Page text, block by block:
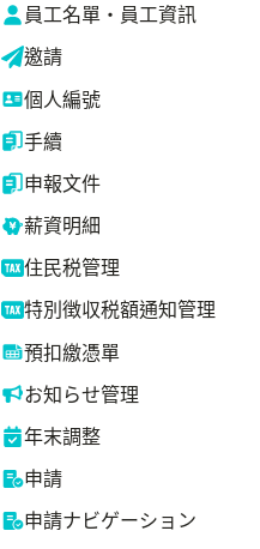
員工名單・員工資訊
邀請
個人編號
手續
申報文件
薪資明細
住民税管理
特別徴収税額通知管理
預扣繳憑單
お知らせ管理
年末調整
申請
申請ナビゲーション